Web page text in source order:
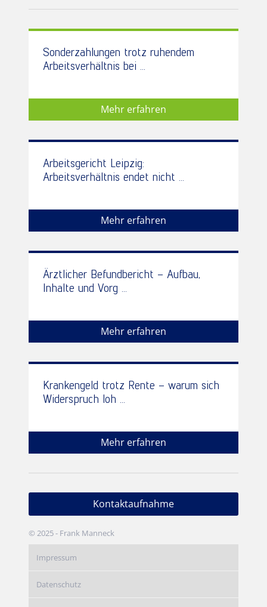
Sonderzahlungen trotz ruhendem
Arbeitsverhältnis bei ...
Mehr erfahren
Arbeitsgericht Leipzig:
Arbeitsverhältnis endet nicht ...
Mehr erfahren
Ärztlicher Befundbericht – Aufbau,
Inhalte und Vorg ...
Mehr erfahren
Krankengeld trotz Rente – warum sich
Widerspruch loh ...
Mehr erfahren
Kontaktaufnahme
© 2025 - Frank Manneck
Impressum
Datenschutz